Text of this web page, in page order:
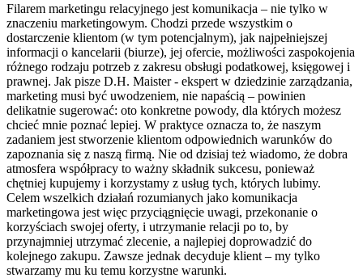
Filarem marketingu relacyjnego jest komunikacja – nie tylko w
znaczeniu marketingowym. Chodzi przede wszystkim o
dostarczenie klientom (w tym potencjalnym), jak najpełniejszej
informacji o kancelarii (biurze), jej ofercie, możliwości zaspokojenia
różnego rodzaju potrzeb z zakresu obsługi podatkowej, księgowej i
prawnej. Jak pisze D.H. Maister - ekspert w dziedzinie zarządzania,
marketing musi być uwodzeniem, nie napaścią – powinien
delikatnie sugerować: oto konkretne powody, dla których możesz
chcieć mnie poznać lepiej. W praktyce oznacza to, że naszym
zadaniem jest stworzenie klientom odpowiednich warunków do
zapoznania się z naszą firmą. Nie od dzisiaj też wiadomo, że dobra
atmosfera współpracy to ważny składnik sukcesu, ponieważ
chętniej kupujemy i korzystamy z usług tych, których lubimy.
Celem wszelkich działań rozumianych jako komunikacja
marketingowa jest więc przyciągnięcie uwagi, przekonanie o
korzyściach swojej oferty, i utrzymanie relacji po to, by
przynajmniej utrzymać zlecenie, a najlepiej doprowadzić do
kolejnego zakupu. Zawsze jednak decyduje klient – my tylko
stwarzamy mu ku temu korzystne warunki.